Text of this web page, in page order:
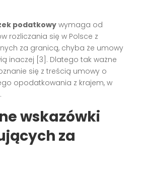
podatkowywymaga od
rozliczania się w Polsce z
za granicą, chyba że umowy
inaczej [3]. Dlatego tak ważne
się z treścią umowy o
opodatkowania z krajem, w
wskazówki
za